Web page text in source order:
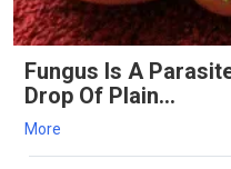
Fungus Is A
Drop Of Plain...
More